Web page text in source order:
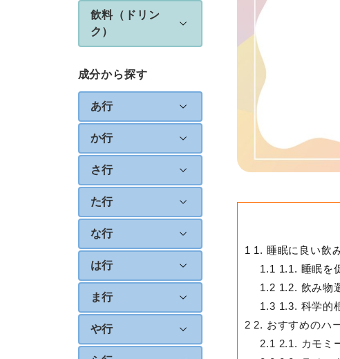
飲料（ドリン
ク）
成分から探す
あ行
か行
さ行
た行
な行
は行
ま行
や行
1 1. 睡眠に良い飲
1.1 1.1. 睡眠を
1.2 1.2. 飲み物
1.3 1.3. 科学的
2 2. おすすめのハ
2.1 2.1. カモミ